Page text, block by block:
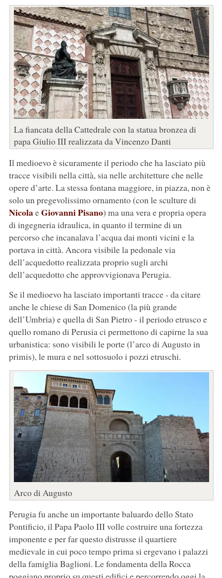
La fiancata della Cattedrale con la statua bronzea di
papa Giulio III realizzata da Vincenzo Danti
Il medioevo è sicuramente il periodo che ha lasciato più
tracce visibili nella città, sia nelle architetture che nelle
opere d’arte. La stessa fontana maggiore, in piazza, non è
solo un pregevolissimo ornamento (con le sculture di
NicolaeGiovanni Pisano) ma una vera e propria opera
di ingegneria idraulica, in quanto il termine di un
percorso che incanalava l’acqua dai monti vicini e la
portava in città. Ancora visibile la pedonale via
dell’acquedotto realizzata proprio sugli archi
dell’acquedotto che approvvigionava Perugia.
Se il medioevo ha lasciato importanti tracce - da citare
anche le chiese di San Domenico (la più grande
dell’Umbria) e quella di San Pietro - il periodo etrusco e
quello romano di Perusia ci permettono di capirne la sua
urbanistica: sono visibili le porte (l’arco di Augusto in
primis), le mura e nel sottosuolo i pozzi etruschi.
Arco di Augusto
Perugia fu anche un importante baluardo dello Stato
Pontificio, il Papa Paolo III volle costruire una fortezza
imponente e per far questo distrusse il quartiere
medievale in cui poco tempo prima si ergevano i palazzi
della famiglia Baglioni. Le fondamenta della Rocca